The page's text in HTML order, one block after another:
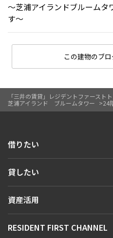
「三井の賃貸」レジデントファースト
芝浦アイランド ブルームタワー
24
〜芝浦アイランドブルームタ
す〜
この建物のブ
借りたい
人気エリアから探す
貸したい
お問い合わせ
資産活用
お問い合わせ
RESIDENT FIRST CHANNEL